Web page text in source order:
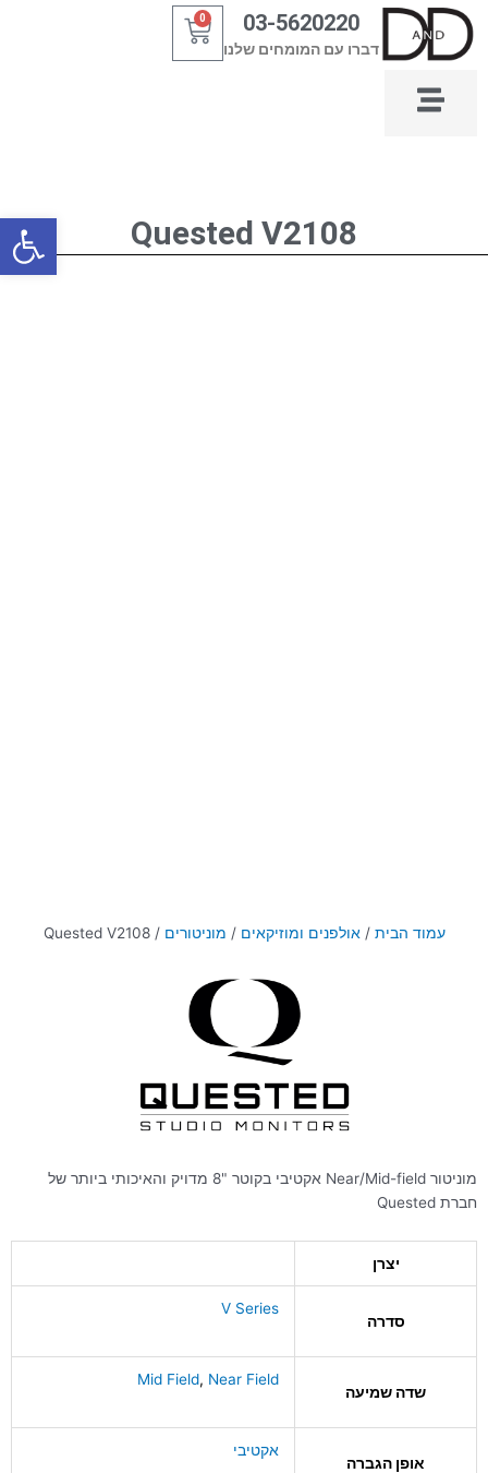
דילוג
לתוכן
03-5620220
דברו עם המומחים שלנו
0
עגלת
קניות
Quested V2108
עמוד הבית /אולפנים ומוזיקאים / מוניטורים / Quested V2108
מוניטור Near/Mid-field אקטיבי בקוטר "8 מדויק והאיכותי ביותר של
חברת Quested
יצרן
סדרה
V Series
שדה שמיעה
Mid Field, Near Field
אופן הגברה
אקטיבי
פתח